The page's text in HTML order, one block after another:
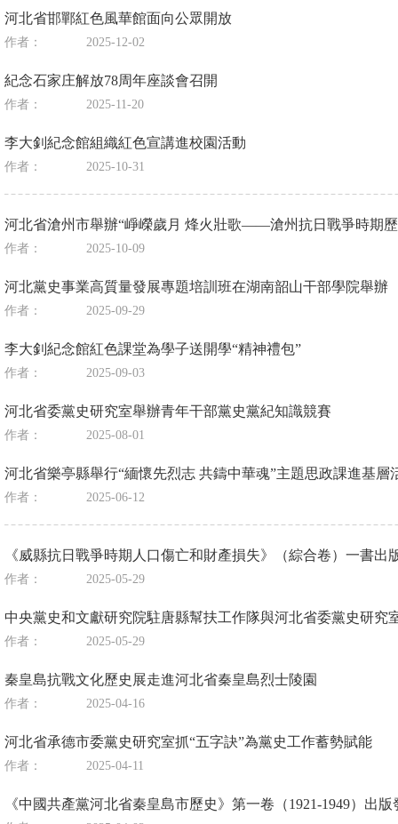
河北省邯鄲紅色風華館面向公眾開放
作者： 2025-12-02
紀念石家庄解放78周年座談會召開
作者： 2025-11-20
李大釗紀念館組織紅色宣講進校園活動
作者： 2025-10-31
河北省滄州市舉辦“崢嶸歲月 烽火壯歌——滄州抗日戰爭時期
作者： 2025-10-09
河北黨史事業高質量發展專題培訓班在湖南韶山干部學院舉辦
作者： 2025-09-29
李大釗紀念館紅色課堂為學子送開學“精神禮包”
作者： 2025-09-03
河北省委黨史研究室舉辦青年干部黨史黨紀知識競賽
作者： 2025-08-01
河北省樂亭縣舉行“緬懷先烈志 共鑄中華魂”主題思政課進基層
作者： 2025-06-12
《威縣抗日戰爭時期人口傷亡和財產損失》（綜合卷）一書出
作者： 2025-05-29
中央黨史和文獻研究院駐唐縣幫扶工作隊與河北省委黨史研究
作者： 2025-05-29
秦皇島抗戰文化歷史展走進河北省秦皇島烈士陵園
作者： 2025-04-16
河北省承德市委黨史研究室抓“五字訣”為黨史工作蓄勢賦能
作者： 2025-04-11
《中國共產黨河北省秦皇島市歷史》第一卷（1921-1949）出版